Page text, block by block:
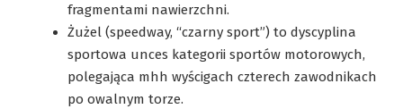
fragmentami nawierzchni.
Żużel (speedway, “czarny sport”) to dyscyplina
sportowa unces kategorii sportów motorowych,
polegająca mhh wyścigach czterech zawodnikach
po owalnym torze.